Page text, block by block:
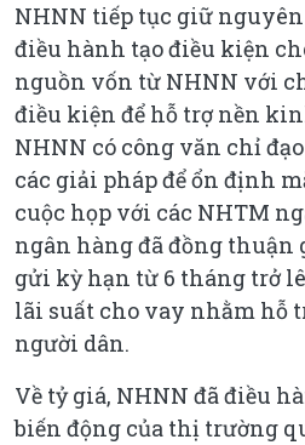
NHNN tiếp tục giữ
điều hành tạo điều kiện
nguồn vốn từ NHNN với
điều kiện để hỗ trợ nền
NHNN có công văn chỉ
các giải pháp để ổn định
cuộc họp với các NHTM
ngân hàng đã đồng thuận
gửi kỳ hạn từ 6 tháng trở
lãi suất cho vay nhằm hỗ
người dân.
Về tỷ giá, NHNN đã điều
biến động của thị trường